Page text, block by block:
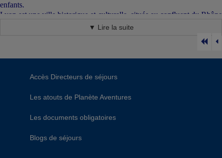
enfants.
Lyon est une ville historique et culturelle, située au confluent du Rhône
et de la Saône. Elle est connue pour sa gastronomie, ses musées et ses
Lyon, ville historique et culturelle, au cœur de la gastronomie
Une destination touristique incontournable, pour les petits et les grands.
Si vous souhaitez découvrir la palette de séjours de vacances que nous
proposons au départ de Lyon, cliquer directement sur le bouton suivant
▼ Lire la suite
Accès Directeurs de séjours
Les atouts de Planète Aventures
Les documents obligatoires
Blogs de séjours